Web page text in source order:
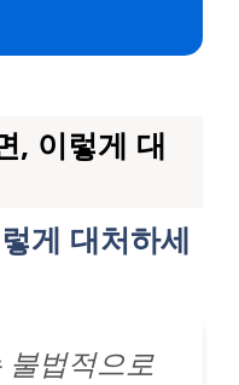
, 이렇게 대
게 대처하세
불법적으로